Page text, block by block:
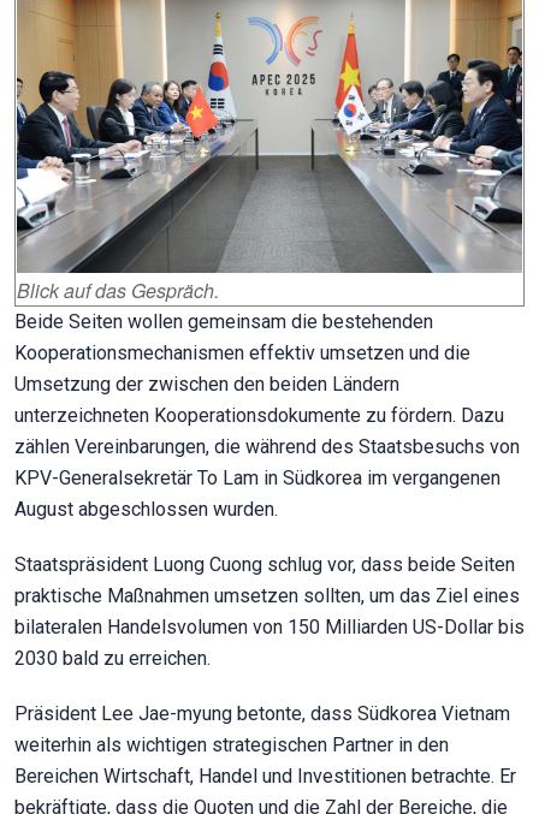
Blick auf das Gespräch.
Beide Seiten wollen gemeinsam die bestehenden
Kooperationsmechanismen effektiv umsetzen und die
Umsetzung der zwischen den beiden Ländern
unterzeichneten Kooperationsdokumente zu fördern. Dazu
zählen Vereinbarungen, die während des Staatsbesuchs von
KPV-Generalsekretär To Lam in Südkorea im vergangenen
August abgeschlossen wurden.
Staatspräsident Luong Cuong schlug vor, dass beide Seiten
praktische Maßnahmen umsetzen sollten, um das Ziel eines
bilateralen Handelsvolumen von 150 Milliarden US-Dollar bis
2030 bald zu erreichen.
Präsident Lee Jae-myung betonte, dass Südkorea Vietnam
weiterhin als wichtigen strategischen Partner in den
Bereichen Wirtschaft, Handel und Investitionen betrachte. Er
bekräftigte, dass die Quoten und die Zahl der Bereiche, die